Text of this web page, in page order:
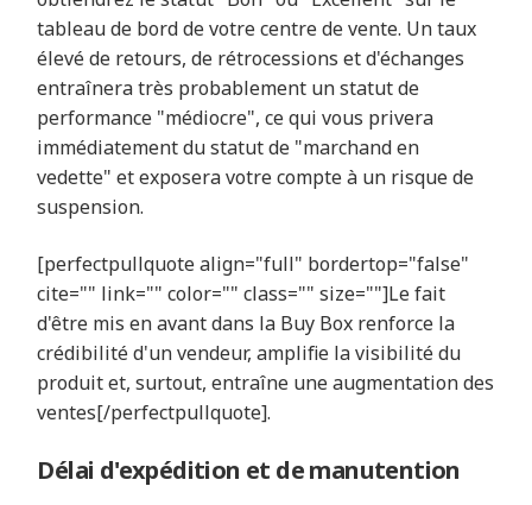
tableau de bord de votre centre de vente. Un taux
élevé de retours, de rétrocessions et d'échanges
entraînera très probablement un statut de
performance "médiocre", ce qui vous privera
immédiatement du statut de "marchand en
vedette" et exposera votre compte à un risque de
suspension.
[perfectpullquote align="full" bordertop="false"
cite="" link="" color="" class="" size=""]Le fait
d'être mis en avant dans la Buy Box renforce la
crédibilité d'un vendeur, amplifie la visibilité du
produit et, surtout, entraîne une augmentation des
ventes[/perfectpullquote].
Délai d'expédition et de manutention